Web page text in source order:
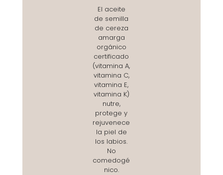
El aceite
de semilla
de cereza
amarga
orgánico
certificado
(vitamina A,
vitamina C,
vitamina E,
vitamina K)
nutre,
protege y
rejuvenece
la piel de
los labios.
No
comedogé
nico.